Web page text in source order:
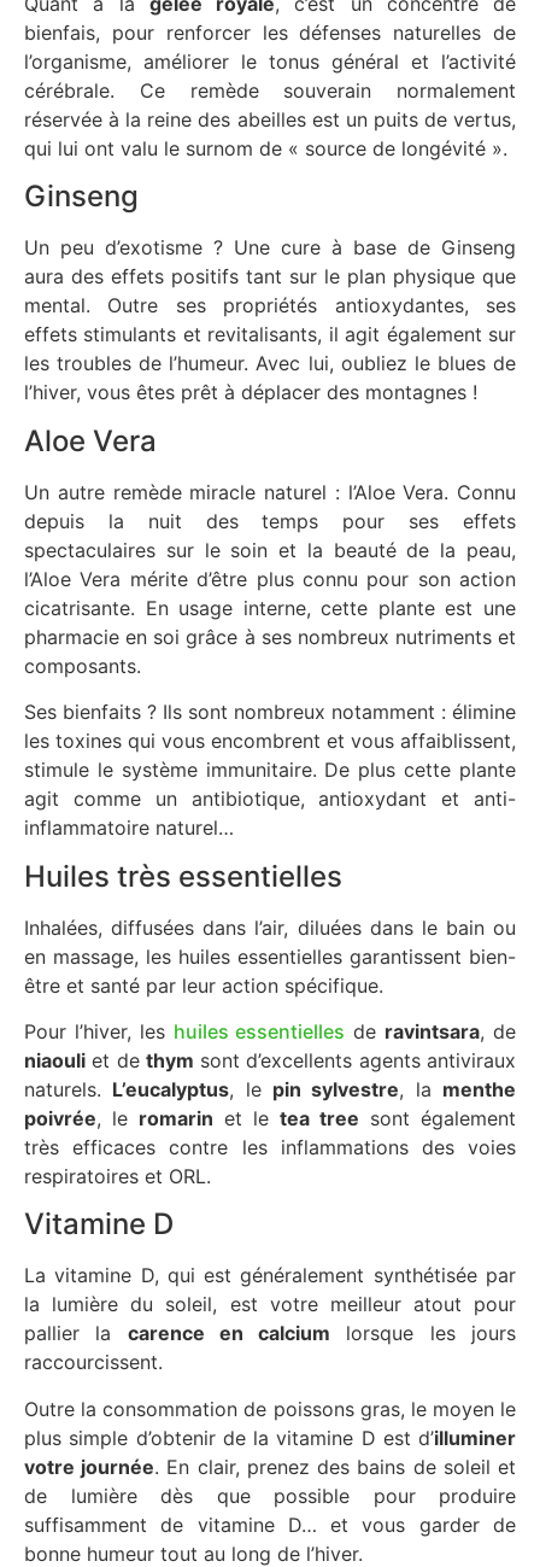
bienfais, pour renforcer les défenses naturelles de
l’organisme, améliorer le tonus général et l’activité
cérébrale. Ce remède souverain normalement
réservée à la reine des abeilles est un puits de vertus,
qui lui ont valu le surnom de « source de longévité ».
Ginseng
Un peu d’exotisme ? Une cure à base de Ginseng
aura des effets positifs tant sur le plan physique que
mental. Outre ses propriétés antioxydantes, ses
effets stimulants et revitalisants, il agit également sur
les troubles de l’humeur. Avec lui, oubliez le blues de
l’hiver, vous êtes prêt à déplacer des montagnes !
Aloe Vera
Un autre remède miracle naturel : l’Aloe Vera. Connu
depuis la nuit des temps pour ses effets
spectaculaires sur le soin et la beauté de la peau,
l’Aloe Vera mérite d’être plus connu pour son action
cicatrisante. En usage interne, cette plante est une
pharmacie en soi grâce à ses nombreux nutriments et
composants.
Ses bienfaits ? Ils sont nombreux notamment : élimine
les toxines qui vous encombrent et vous affaiblissent,
stimule le système immunitaire. De plus cette plante
agit comme un antibiotique, antioxydant et anti-
inflammatoire naturel…
Huiles très essentielles
Inhalées, diffusées dans l’air, diluées dans le bain ou
en massage, les huiles essentielles garantissent bien-
être et santé par leur action spécifique.
Pour l’hiver, les huiles essentielles de ravintsara, de
niaouli et de thym sont d’excellents agents antiviraux
naturels. L’eucalyptus, le pin sylvestre, la menthe
poivrée, le romarin et le tea tree sont également
très efficaces contre les inflammations des voies
respiratoires et ORL.
Vitamine D
La vitamine D, qui est généralement synthétisée par
la lumière du soleil, est votre meilleur atout pour
pallier la carence en calcium lorsque les jours
raccourcissent.
Outre la consommation de poissons gras, le moyen le
plus simple d’obtenir de la vitamine D est d’illuminer
votre journée. En clair, prenez des bains de soleil et
de lumière dès que possible pour produire
suffisamment de vitamine D… et vous garder de
bonne humeur tout au long de l’hiver.